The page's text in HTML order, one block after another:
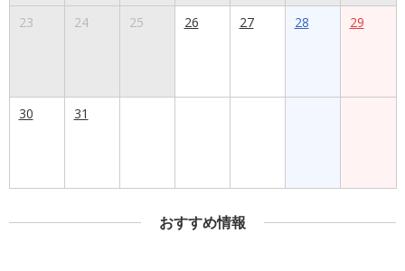
23 24 25 26 27 28 29
30 31
おすすめ情報